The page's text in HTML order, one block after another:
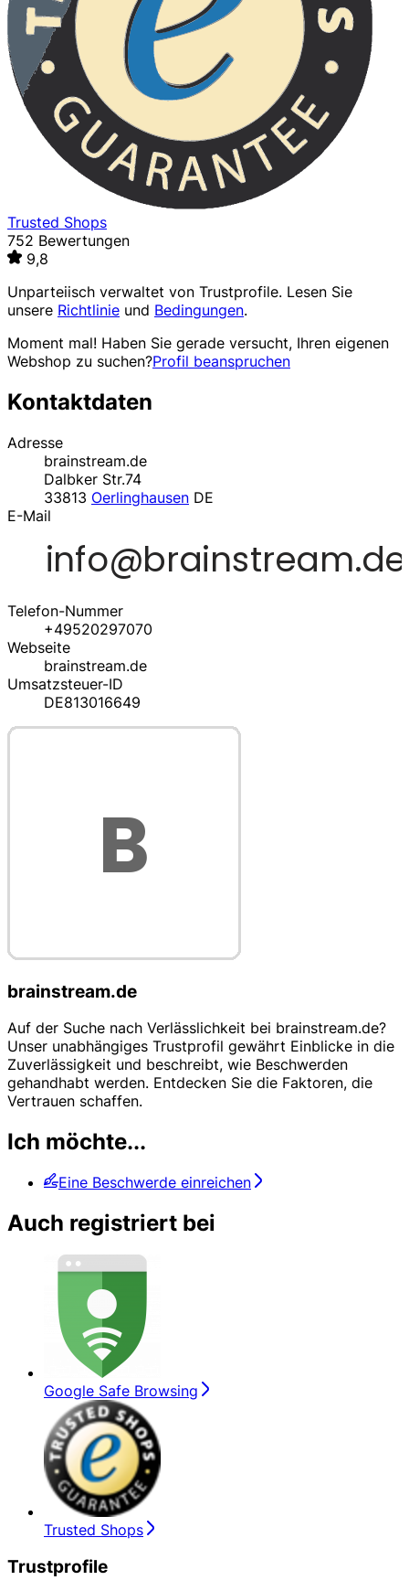
Trusted Shops
752 Bewertungen
9,8
Unparteiisch verwaltet von Trustprofile. Lesen Sie
unsere Richtlinie und Bedingungen.
Moment mal! Haben Sie gerade versucht, Ihren eigenen
Webshop zu suchen?Profil beanspruchen
Kontaktdaten
Adresse
brainstream.de
Dalbker Str.74
33813 Oerlinghausen DE
E-Mail
Telefon-Nummer
+49520297070
Webseite
brainstream.de
Umsatzsteuer-ID
DE813016649
brainstream.de
Auf der Suche nach Verlässlichkeit bei brainstream.de?
Unser unabhängiges Trustprofil gewährt Einblicke in die
Zuverlässigkeit und beschreibt, wie Beschwerden
gehandhabt werden. Entdecken Sie die Faktoren, die
Vertrauen schaffen.
Ich möchte...
Eine Beschwerde einreichen
Auch registriert bei
Google Safe Browsing
Trusted Shops
Trustprofile